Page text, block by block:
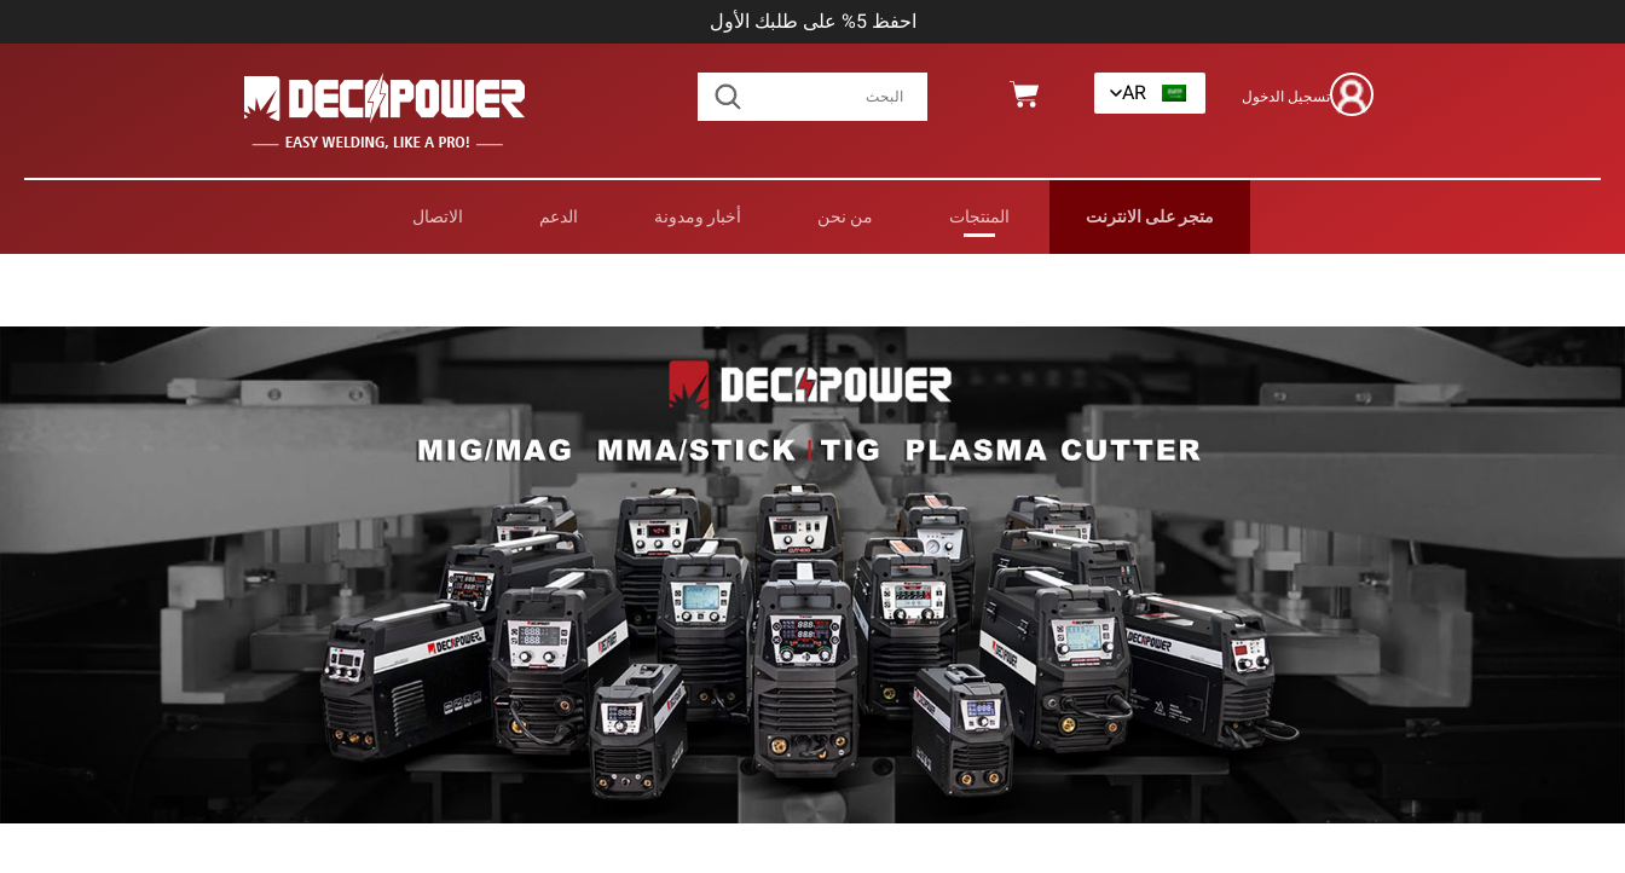
احفظ 5% على طلبك الأول
تسجيل الدخول AR
متجر على الانترنت المنتجات من نحن أخبار ومدونة الدعم الاتصال